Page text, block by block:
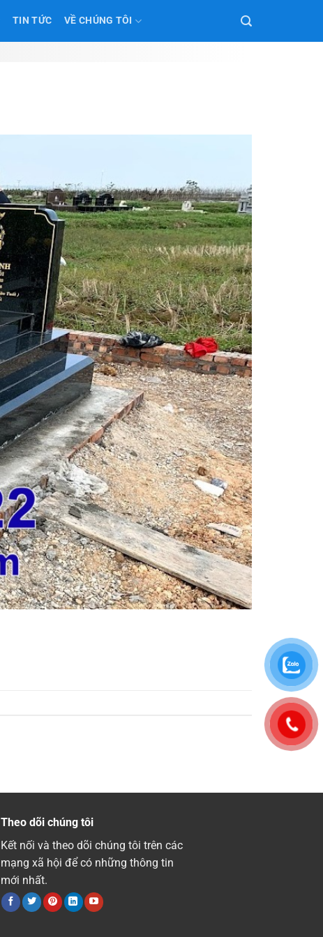
TIN TỨC VỀ CHÚNG TÔI
Theo dõi chúng tôi
Kết nối và theo dõi chúng tôi trên các
mạng xã hội để có những thông tin
mới nhất.